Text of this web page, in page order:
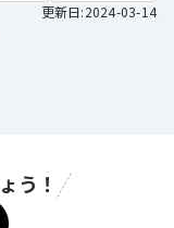
更新日:2024-03-14
う！